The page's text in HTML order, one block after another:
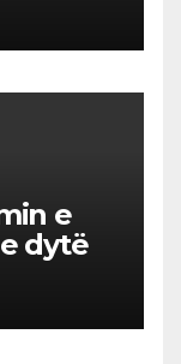
e
dytë
за